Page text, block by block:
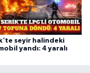
seyir halindeki
yandı: 4 yaralı